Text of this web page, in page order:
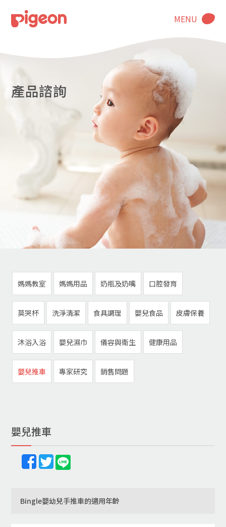
MENU
產品諮詢
媽媽教室 媽媽用品 奶瓶及奶嘴 口腔發育
莫哭杯 洗淨清潔 食具調理 嬰兒食品 皮膚保養
沐浴入浴 嬰兒濕巾 儀容與衛生 健康用品
嬰兒推車 專家研究 銷售問題
嬰兒推車
Bingle嬰幼兒手推車的適用年齡